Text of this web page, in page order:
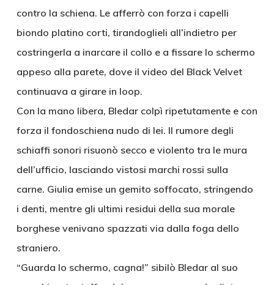
contro la schiena. Le afferrò con forza i capelli
biondo platino corti, tirandoglieli all’indietro per
costringerla a inarcare il collo e a fissare lo schermo
appeso alla parete, dove il video del Black Velvet
continuava a girare in loop.
Con la mano libera, Bledar colpì ripetutamente e con
forza il fondoschiena nudo di lei. Il rumore degli
schiaffi sonori risuonò secco e violento tra le mura
dell’ufficio, lasciando vistosi marchi rossi sulla
carne. Giulia emise un gemito soffocato, stringendo
i denti, mentre gli ultimi residui della sua morale
borghese venivano spazzati via dalla foga dello
straniero.
“Guarda lo schermo, cagna!” sibilò Bledar al suo